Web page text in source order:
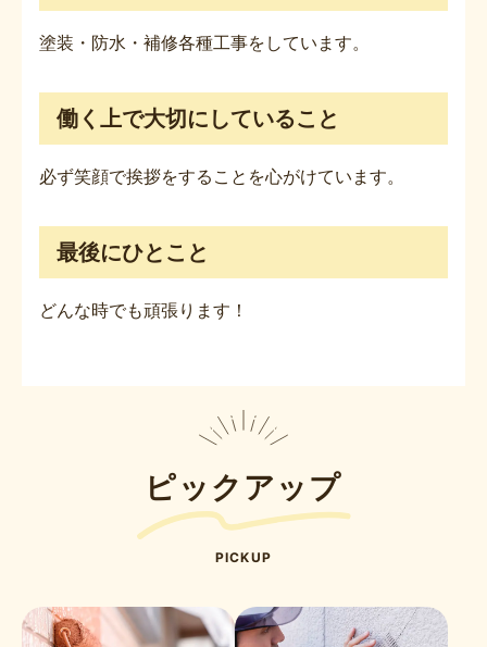
塗装・防水・補修各種工事をしています。
働く上で大切にしていること
必ず笑顔で挨拶をすることを心がけています。
最後にひとこと
どんな時でも頑張ります！
ピックアップ
PICKUP